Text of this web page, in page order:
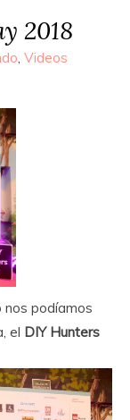
2018
, Videos
podíamos
el DIY Hunters